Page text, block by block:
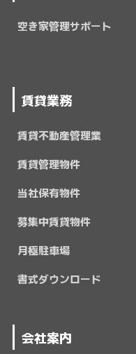
空き家管理サポート
賃貸業務
賃貸不動産管理業
賃貸管理物件
当社保有物件
募集中賃貸物件
月極駐車場
書式ダウンロード
会社案内